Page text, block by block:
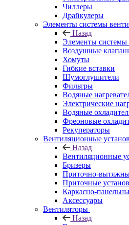
Чиллеры
Драйкулеры
Элементы системы
Назад
Элементы системы
Воздушные
Хомуты
Гибкие вставки
Шумоглушители
Фильтры
Водяные
Электрические
Водяные
Фреоновые
Рекуператоры
Вентиляционные
Назад
Вентиляционные
Бризеры
Приточно-
Приточные
Каркасно-
Аксессуары
Вентиляторы
Назад